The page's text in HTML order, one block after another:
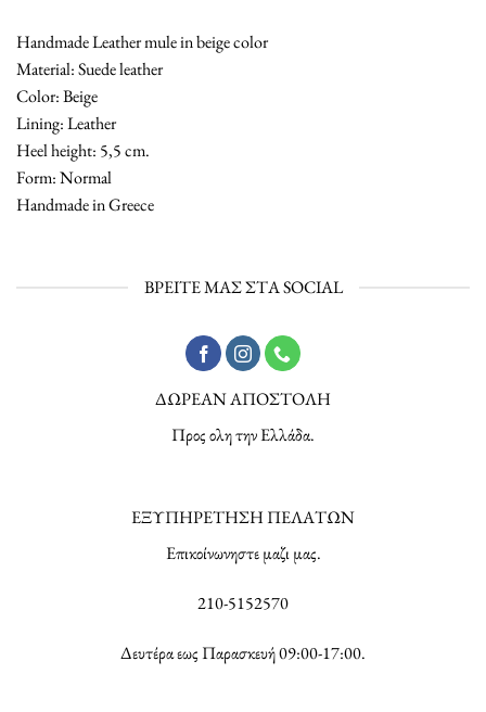
Handmade Leather mule in beige color
Material: Suede leather
Color: Beige
Lining: Leather
Heel height: 5,5 cm.
Form: Normal
Handmade in Greece
ΒΡΕΙΤΕ ΜΑΣ ΣΤΑ SOCIAL
ΔΩΡΕΑΝ ΑΠΟΣΤΟΛΗ
Προς ολη την Ελλάδα.
ΕΞΥΠΗΡΕΤΗΣΗ ΠΕΛΑΤΩΝ
Επικοίνωνηστε μαζι μας.
210-5152570
Δευτέρα εως Παρασκευή 09:00-17:00.